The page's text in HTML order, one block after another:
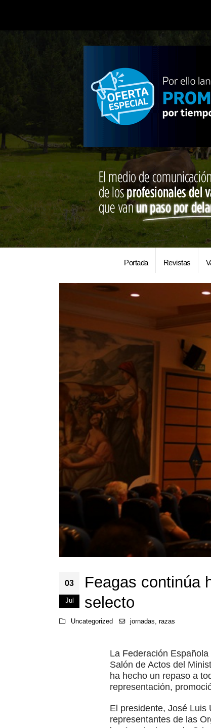
Portada Revistas
03
Jul
Feagas continúa
selecto
Uncategorized jornadas ,razas
La Federación
Salón de Actos del
ha hecho un repaso a
representación,
El presidente, José Luis
representantes de las